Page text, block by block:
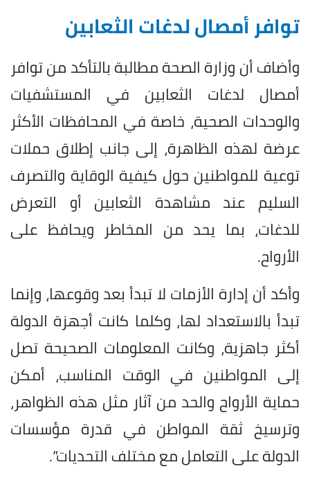
توافر أمصال لدغات الثعابين
وأضاف أن وزارة الصحة مطالبة بالتأكد من توافر
أمصال لدغات الثعابين في المستشفيات
والوحدات الصحية، خاصة في المحافظات الأكثر
عرضة لهذه الظاهرة، إلى جانب إطلاق حملات
توعية للمواطنين حول كيفية الوقاية والتصرف
السليم عند مشاهدة الثعابين أو التعرض
للدغات، بما يحد من المخاطر ويحافظ على
الأرواح.
وأكد أن إدارة الأزمات لا تبدأ بعد وقوعها، وإنما
تبدأ بالاستعداد لها، وكلما كانت أجهزة الدولة
أكثر جاهزية، وكانت المعلومات الصحيحة تصل
إلى المواطنين في الوقت المناسب، أمكن
حماية الأرواح والحد من آثار مثل هذه الظواهر،
وترسيخ ثقة المواطن في قدرة مؤسسات
الدولة على التعامل مع مختلف التحديات”.